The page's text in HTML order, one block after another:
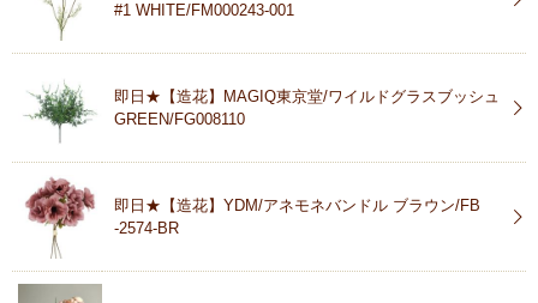
#1 WHITE/FM000243-001
即日★【造花】MAGIQ東京堂/ワイルドグラスブッシュ
GREEN/FG008110
即日★【造花】YDM/アネモネバンドル ブラウン/FB
-2574-BR